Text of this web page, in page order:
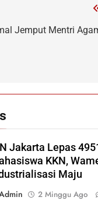
Jemput Mentri
Jakarta Lepas
KKN,
Maju
2 Minggu Ago